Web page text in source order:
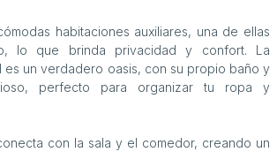
habitaciones auxiliares, una de ellas
lo que brinda privacidad y confort. La
es un verdadero oasis, con su propio baño y
perfecto para organizar tu ropa y
con la sala y el comedor, creando un